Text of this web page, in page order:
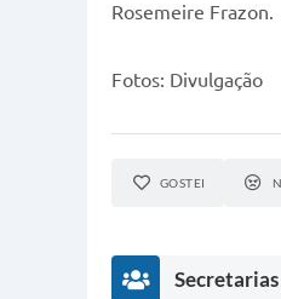
Rosemeire Frazon.
Fotos: Divulgação
GOSTEI